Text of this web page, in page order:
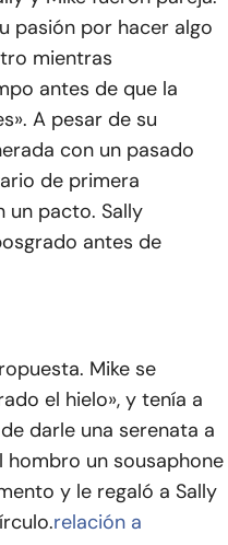
pasión por hacer algo
mientras
antes de que la
A pesar de su
con un pasado
de primera
un pacto. Sally
antes de
Mike se
el hielo», y tenía a
darle una serenata a
hombro un sousaphone
y le regaló a Sally
relación a